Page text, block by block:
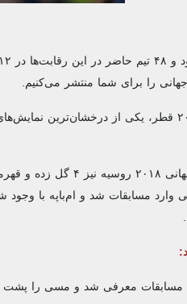
هشت گل کیلیان ام‌باپه در جام جهانی ۲۰۲۲ قطر،
مهاجم فرانسوی که پیش